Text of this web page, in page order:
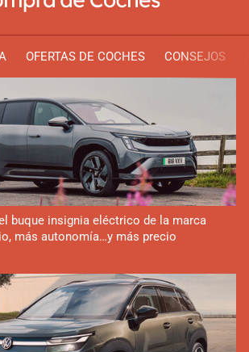
OFERTAS DE COCHES CONSEJOS
buque insignia eléctrico de la marca
más autonomía…y más precio